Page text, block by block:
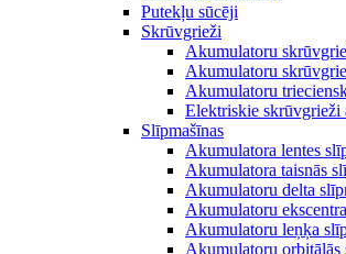
Putekļu sūcēji
Skrūvgrieži
Akumulatoru
Akumulatoru
Akumulatoru
Elektriskie skrūvgrieži
Slīpmašīnas
Akumulatora lentes
Akumulatora taisnās
Akumulatoru delta
Akumulatoru
Akumulatoru leņķa
Akumulatoru orbitālās